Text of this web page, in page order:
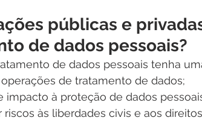
públicas e
de dados pessoais?
de dados pessoais tenha
de tratamento de dados;
impacto à proteção de dados
às liberdades civis e aos